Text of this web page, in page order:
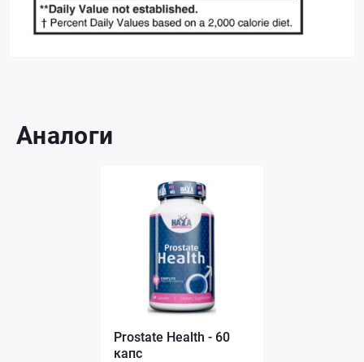
Аналоги
Prostate Health - 60
капс